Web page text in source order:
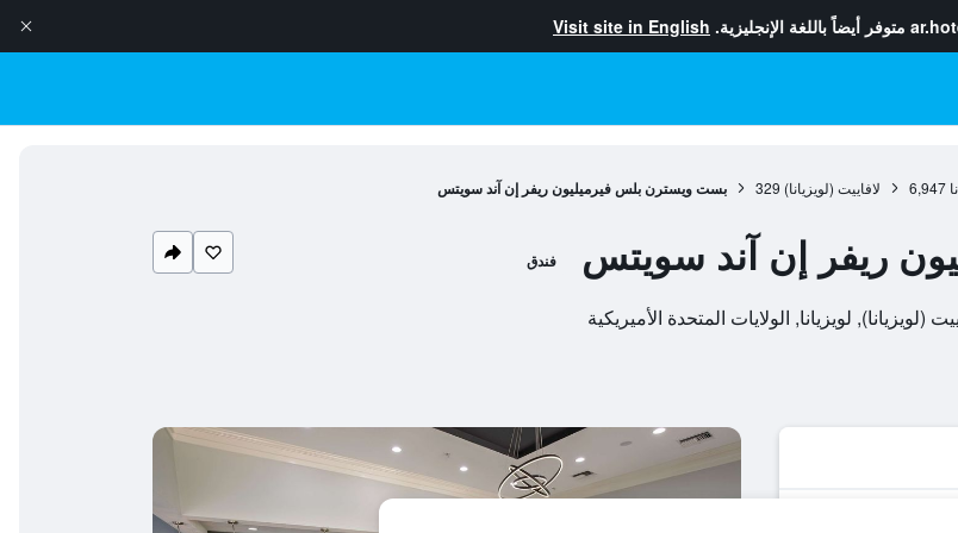
متوفر أيضاً باللغة الإنجليزية. Visit site in English
6,947 لافاييت (لويزيانا) 329 بست ويسترن بلس فيرميليون ريفر إن آند سويتس
ريفر إن آند سويتس فندق